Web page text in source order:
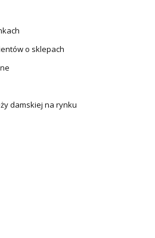
o sklepach
damskiej na rynku